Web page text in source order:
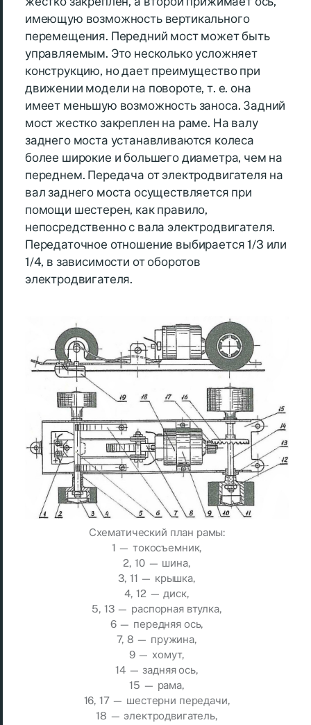
имеющую возможность вертикального
перемещения. Передний мост может быть
управляемым. Это несколько усложняет
конструкцию, но дает преимущество при
движении модели на повороте, т. е. она
имеет меньшую возможность заноса. Задний
мост жестко закреплен на раме. На валу
заднего моста устанавливаются колеса
более широкие и большего диаметра, чем на
переднем. Передача от электродвигателя на
вал заднего моста осуществляется при
помощи шестерен, как правило,
непосредственно с вала электродвигателя.
Передаточное отношение выбирается 1/3 или
1/4, в зависимости от оборотов
электродвигателя.
Схематический план рамы:
1 — токосъемник,
2, 10 — шина,
3, 11 — крышка,
4, 12 — диск,
5, 13 — распорная втулка,
6 — передняя ось,
7, 8 — пружина,
9 — хомут,
14 — задняя ось,
15 — рама,
16, 17 — шестерни передачи,
18 — электродвигатель,